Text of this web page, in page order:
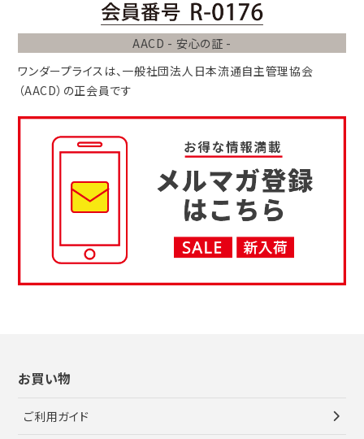
AACD - 安心の証 -
ワンダープライスは、一般社団法人 日本流通自主管理協会
（AACD） の正会員です
お買い物
ご利用ガイド